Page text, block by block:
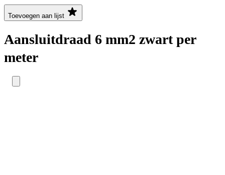
Toevoegen aan lijst
Aansluitdraad 6 mm2 zwart per
meter